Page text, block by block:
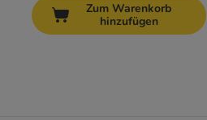
Zum Warenkorb
hinzufügen